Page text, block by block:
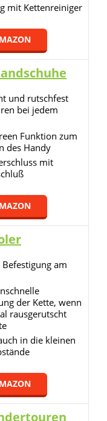
mit Kettenreiniger
und rutschfest
bei jedem
Funktion zum
des Handy
mit
am
der Kette, wenn
rausgerutscht
in die kleinen